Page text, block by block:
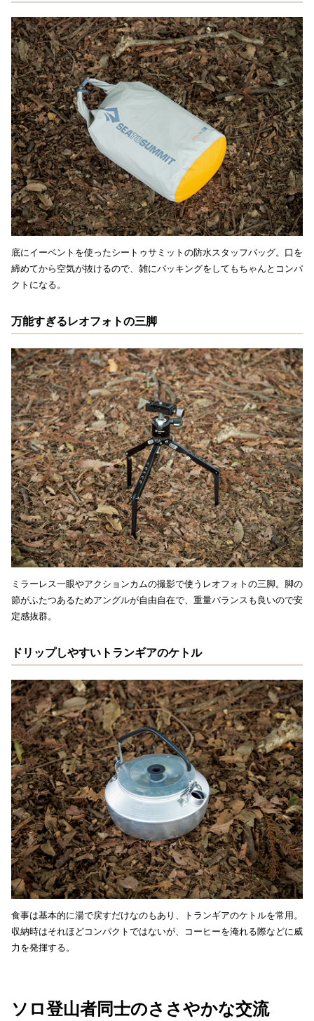
底にイーベントを使ったシートゥサミットの防水スタッフバッグ。口を
締めてから空気が抜けるので、雑にパッキングをしてもちゃんとコンパ
クトになる。
万能すぎるレオフォトの三脚
ミラーレス一眼やアクションカムの撮影で使うレオフォトの三脚。脚の
節がふたつあるためアングルが自由自在で、重量バランスも良いので安
定感抜群。
ドリップしやすいトランギアのケトル
食事は基本的に湯で戻すだけなのもあり、トランギアのケトルを常用。
収納時はそれほどコンパクトではないが、コーヒーを淹れる際などに威
力を発揮する。
ソロ登山者同士のささやかな交流